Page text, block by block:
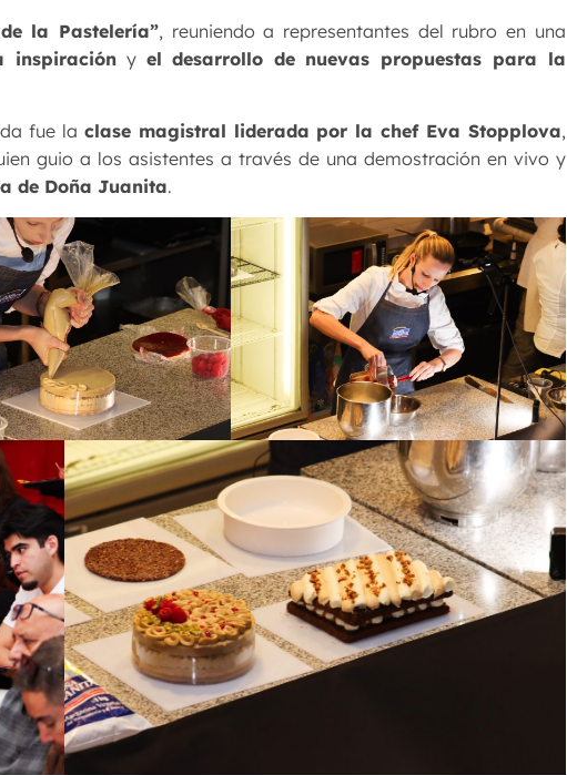
la Pastelería”, reuniendo a representantes del rubro en una
inspiracióny el desarrollo de nuevas propuestas para la
fue la clase magistral liderada por la chef Eva Stopplova,
guio a los asistentes a través de una demostración en vivo y
de Doña Juanita.